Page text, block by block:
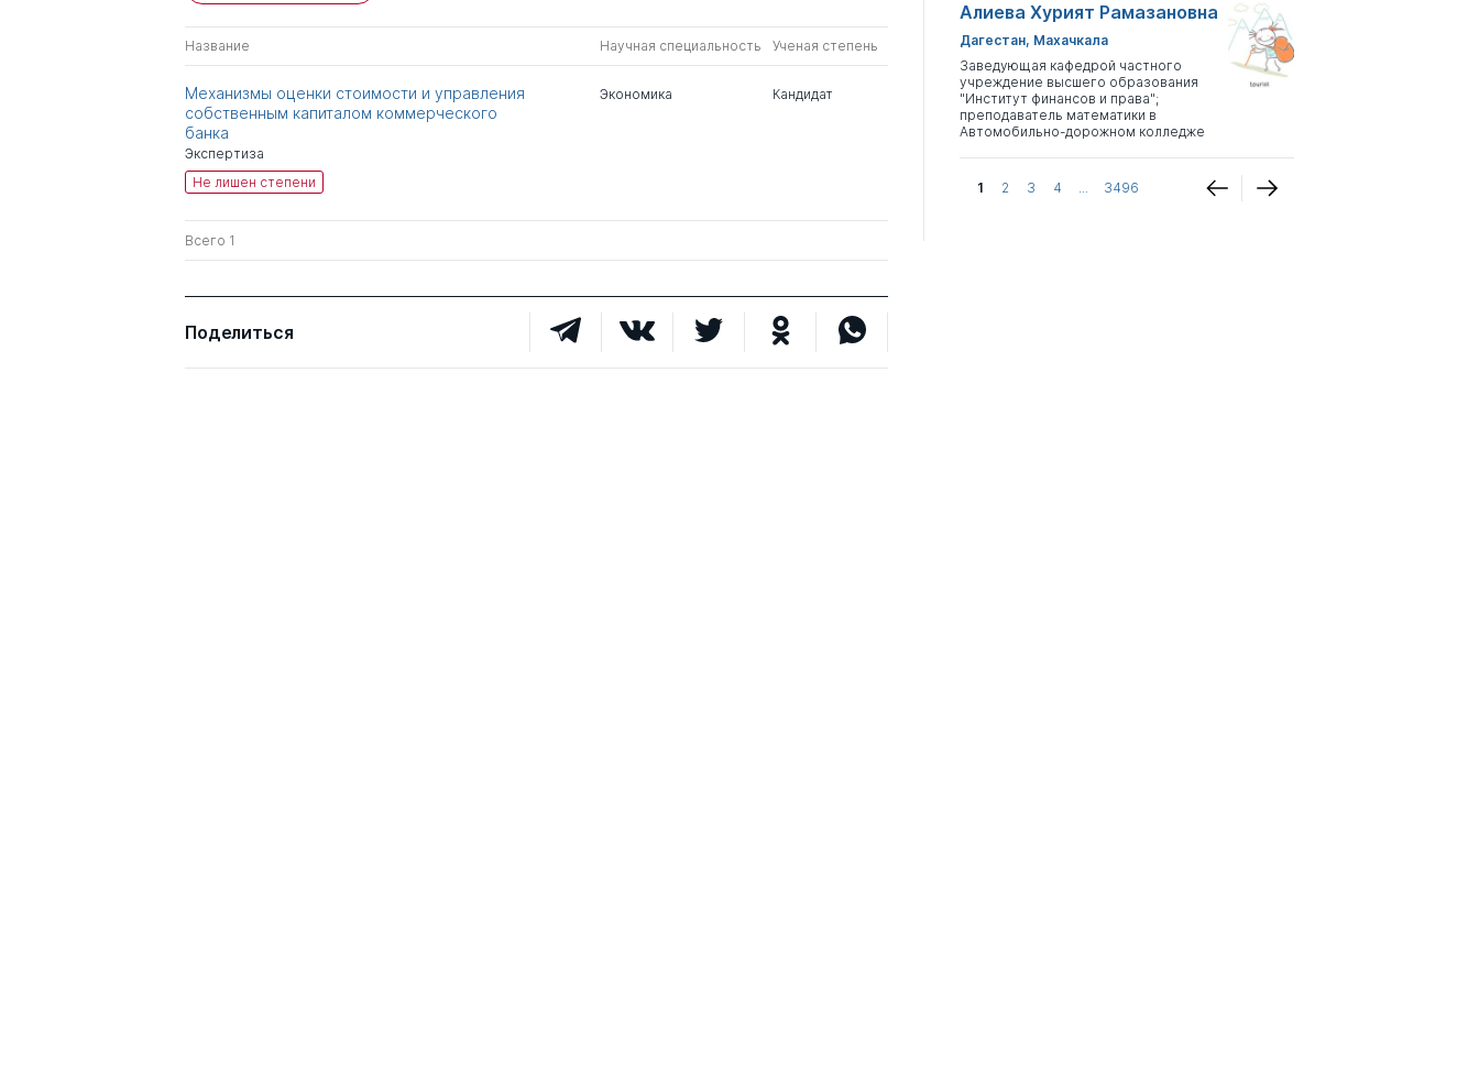
Название Научная специальность Ученая степень
Механизмы оценки стоимости и управления
собственным капиталом коммерческого
банка
Экспертиза
Не лишен степени
Экономика Кандидат
Всего 1
Поделиться
Алиева Хурият Рамазановна
Дагестан, Махачкала
Заведующая кафедрой частного
учреждение высшего образования
"Институт финансов и права";
преподаватель математики в
Автомобильно-дорожном колледже
1 2 3 4 ... 3496